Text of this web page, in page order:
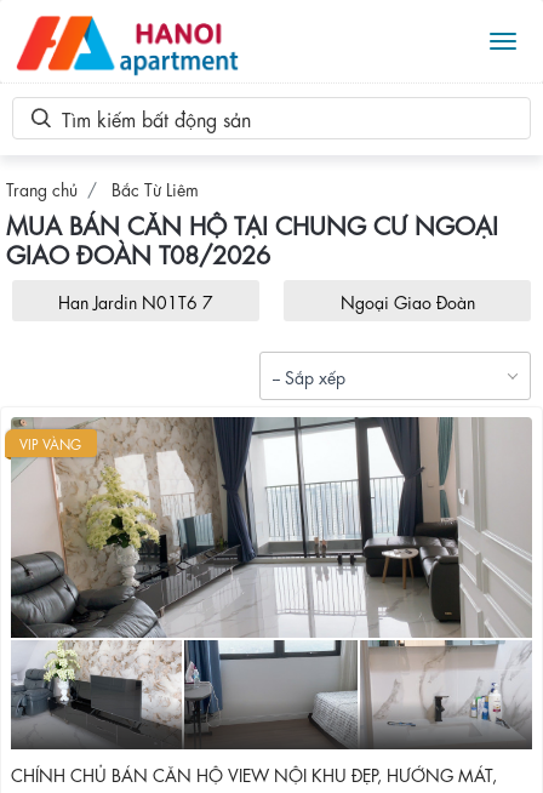
Tìm kiếm bất động sản
Trang chủ Bắc Từ Liêm
MUA BÁN CĂN HỘ TẠI CHUNG CƯ NGOẠI
GIAO ĐOÀN T08/2026
Han Jardin N01T6 7 Ngoại Giao Đoàn
-- Sắp xếp
VIP VÀNG
CHÍNH CHỦ BÁN CĂN HỘ VIEW NỘI KHU ĐẸP, HƯỚNG MÁT,